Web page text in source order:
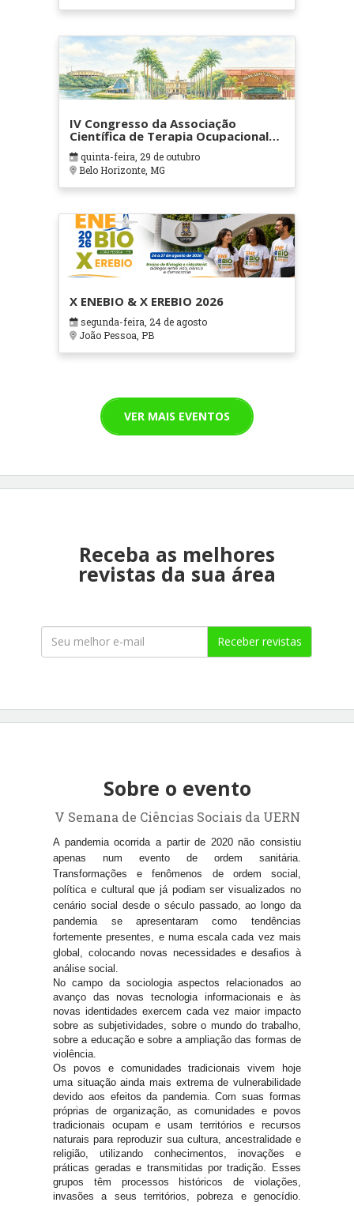
IV Congresso da Associação
Científica de Terapia Ocupacional
em Contextos Hospitalares e
Cuidados Paliativos - ATOHOSP
quinta-feira, 29 de outubro
Belo Horizonte, MG
X ENEBIO & X EREBIO 2026
segunda-feira, 24 de agosto
João Pessoa, PB
VER MAIS EVENTOS
Receba as melhores
revistas da sua área
Receber revistas
Sobre o evento
V Semana de Ciências Sociais da UERN
A pandemia ocorrida a partir de 2020 não consistiu
apenas num evento de ordem sanitária.
Transformações e fenômenos de ordem social,
política e cultural que já podiam ser visualizados no
cenário social desde o século passado, ao longo da
pandemia se apresentaram como tendências
fortemente presentes, e numa escala cada vez mais
global, colocando novas necessidades e desafios à
análise social.
No campo da sociologia aspectos relacionados ao
avanço das novas tecnologia informacionais e às
novas identidades exercem cada vez maior impacto
sobre as subjetividades, sobre o mundo do trabalho,
sobre a educação e sobre a ampliação das formas de
violência.
Os povos e comunidades tradicionais vivem hoje
uma situação ainda mais extrema de vulnerabilidade
devido aos efeitos da pandemia. Com suas formas
próprias de organização, as comunidades e povos
tradicionais ocupam e usam territórios e recursos
naturais para reproduzir sua cultura, ancestralidade e
religião, utilizando conhecimentos, inovações e
práticas geradas e transmitidas por tradição. Esses
grupos têm processos históricos de violações,
invasões a seus territórios, pobreza e genocídio.